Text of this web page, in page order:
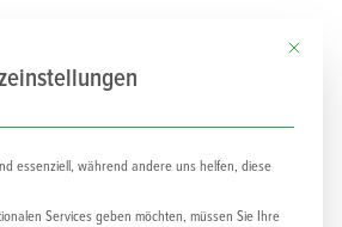
Mit
essenziell, während andere uns helfen, diese
Services geben möchten, müssen Sie Ihre